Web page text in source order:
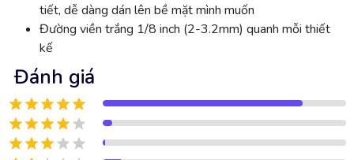
tiết, dễ dàng dán lên bề mặt mình muốn
Đường viền trắng 1/8 inch (2-3.2mm) quanh mỗi thiết
kế
Đánh giá